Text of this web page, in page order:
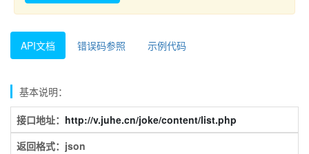
API文档 错误码参照 示例代码
基本说明：
接口地址： http://v.juhe.cn/joke/content/list.php
返回格式：json